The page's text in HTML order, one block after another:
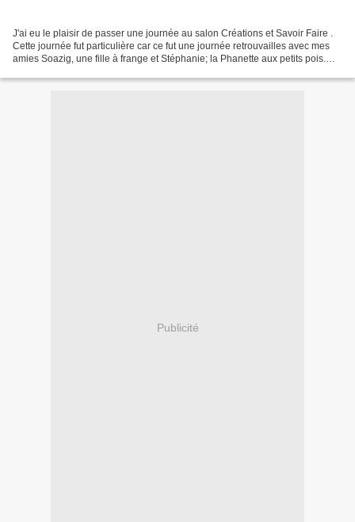
J'ai eu le plaisir de passer une journée au salon Créations et Savoir Faire .
Cette journée fut particulière car ce fut une journée retrouvailles avec mes
amies Soazig, une fille à frange et Stéphanie; la Phanette aux petits pois.
Publicité